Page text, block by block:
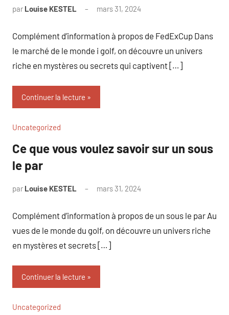
par Louise KESTEL mars 31, 2024
Complément d’information à propos de FedExCup Dans
le marché de le monde i golf, on découvre un univers
riche en mystères ou secrets qui captivent […]
Continuer la lecture
Uncategorized
Ce que vous voulez savoir sur un sous
le par
par Louise KESTEL mars 31, 2024
Complément d’information à propos de un sous le par Au
vues de le monde du golf, on découvre un univers riche
en mystères et secrets […]
Continuer la lecture
Uncategorized